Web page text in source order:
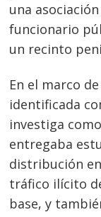
una
funcionario
un recinto
En el marco
identificada
investiga
entregaba
distribución
tráfico ilícito
base, y
Navegación